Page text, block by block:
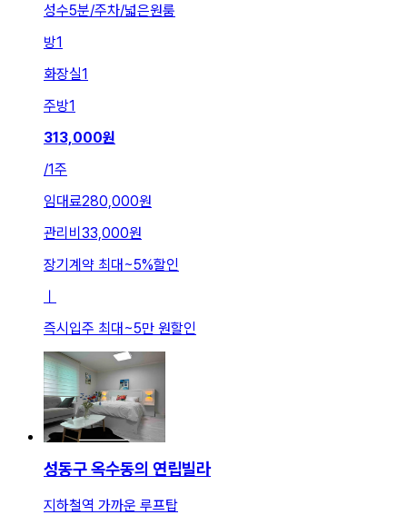
성수5분/주차/넓은원룸
방1
화장실1
주방1
313,000원
/1주
임대료280,000원
관리비 33,000원
장기계약 최대~5%할인
ㅣ
즉시입주 최대~5만 원할인
성동구 옥수동의 연립빌라
지하철역 가까운 루프탑